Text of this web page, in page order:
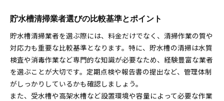
貯水槽清掃業者選びの比較基準とポイント
貯水槽清掃業者を選ぶ際には、料金だけでなく、清掃作業の質や
対応力も重要な比較基準となります。特に、貯水槽の清掃は水質
検査や消毒作業など専門的な知識が必要なため、経験豊富な業者
を選ぶことが大切です。定期点検や報告書の提出など、管理体制
がしっかりしているかも確認しましょう。
また、受水槽や高架水槽など設置環境や容量によって必要な作業